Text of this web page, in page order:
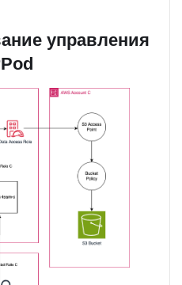
управления